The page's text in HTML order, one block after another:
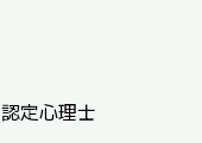
認定心理士